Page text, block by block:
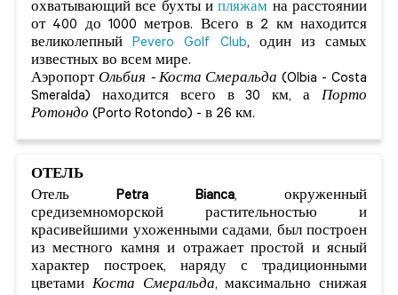
охватывающий все бухты ипляжам на расстоянии
от 400 до 1000 метров. Всего в 2 км находится
великолепныйPevero Golf Club, один из самых
известных во всем мире.
Аэропорт Ольбия - Коста Смеральда (Olbia - Costa
Smeralda) находится всего в 30 км, а Порто
Ротондо (Porto Rotondo) - в 26 км.
ОТЕЛЬ
Отель Petra Bianca, окруженный
средиземноморской растительностью и
красивейшими ухоженными садами, был построен
из местного камня и отражает простой и ясный
характер построек, наряду с традиционными
цветами Коста Смеральда, максимально снижая